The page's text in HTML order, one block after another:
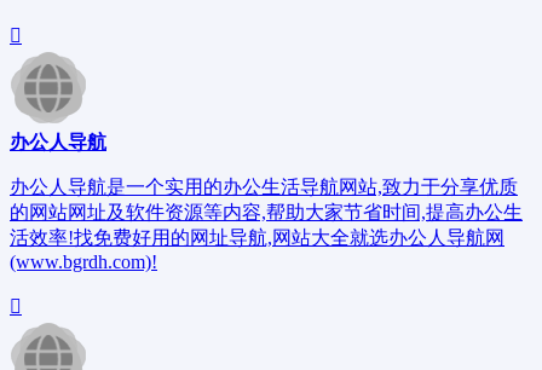
办公人导航
办公人导航是一个实用的办公生活导航网站,致力于分享优质
的网站网址及软件资源等内容,帮助大家节省时间,提高办公生
活效率!找免费好用的网址导航,网站大全就选办公人导航网
(www.bgrdh.com)!